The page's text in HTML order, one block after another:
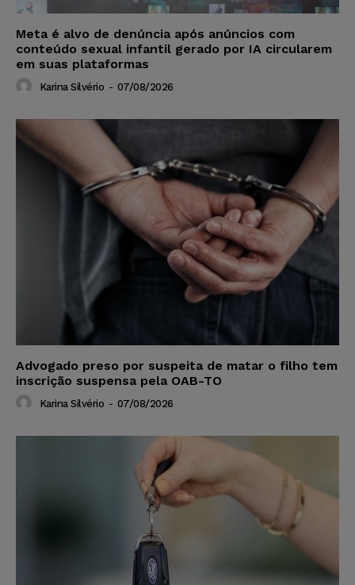
Meta é alvo de denúncia após anúncios com
conteúdo sexual infantil gerado por IA circularem
em suas plataformas
Karina Silvério - 07/08/2026
Advogado preso por suspeita de matar o filho tem
inscrição suspensa pela OAB-TO
Karina Silvério - 07/08/2026